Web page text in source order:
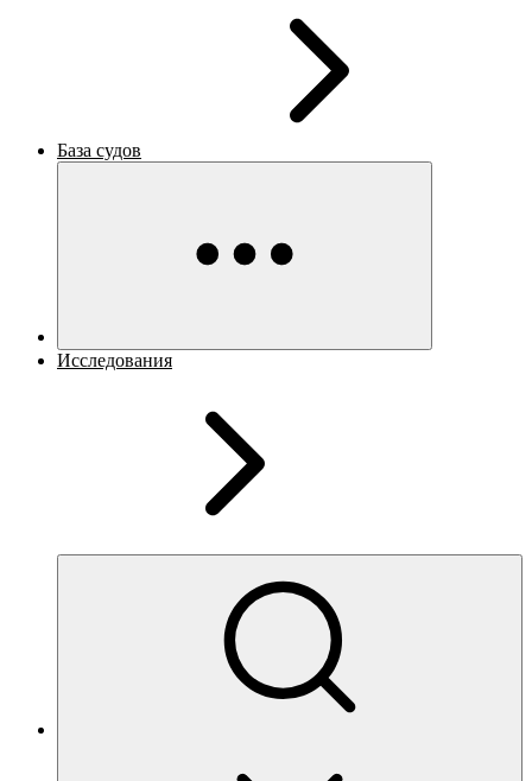
База судов
Исследования